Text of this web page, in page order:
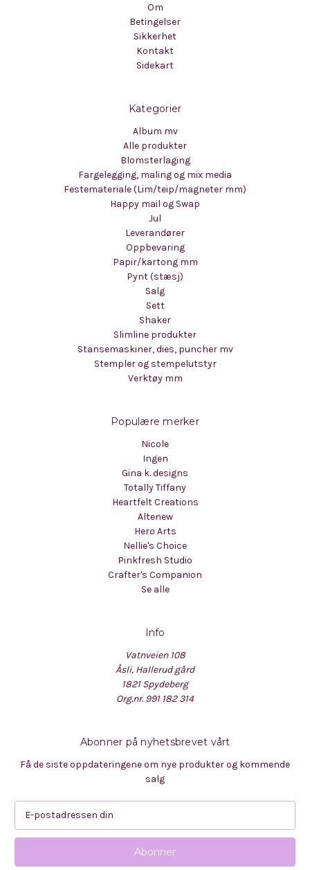
Om
Betingelser
Sikkerhet
Kontakt
Sidekart
Kategorier
Album mv
Alle produkter
Blomsterlaging
Fargelegging, maling og mix media
Festemateriale (Lim/teip/magneter mm)
Happy mail og Swap
Jul
Leverandører
Oppbevaring
Papir/kartong mm
Pynt (stæsj)
Salg
Sett
Shaker
Slimline produkter
Stansemaskiner, dies, puncher mv
Stempler og stempelutstyr
Verktøy mm
Populære merker
Nicole
Ingen
Gina k. designs
Totally Tiffany
Heartfelt Creations
Altenew
Hero Arts
Nellie's Choice
Pinkfresh Studio
Crafter's Companion
Se alle
Info
Vatnveien 108
Åsli, Hallerud gård
1821 Spydeberg
Org.nr. 991 182 314
Abonner på nyhetsbrevet vårt
Få de siste oppdateringene om nye produkter og kommende
salg
p
s